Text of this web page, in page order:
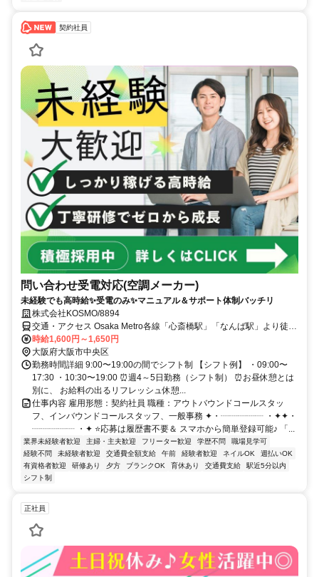
契約社員
問い合わせ受電対応(空調メーカー)
未経験でも高時給✨受電のみ✨マニュアル＆サポート体制バッチリ
株式会社KOSMO/8894
交通・アクセス Osaka Metro各線「心斎橋駅」「なんば駅」より徒歩
5分
時給1,600円～1,650円
大阪府大阪市中央区
勤務時間詳細 9:00〜19:00の間でシフト制 【シフト例】 ・09:00〜
17:30 ・10:30〜19:00 ⏰週4～5日勤務（シフト制） ⏰お昼休憩とは
別に、 お給料の出るリフレッシュ休憩...
仕事内容 雇用形態：契約社員 職種：アウトバウンドコールスタッ
フ、インバウンドコールスタッフ、一般事務 ✦・┈┈┈┈┈ ・✦✦・
┈┈┈┈┈ ・✦ ⭐応募は履歴書不要＆ スマホから簡単登録可能♪ 「...
業界未経験者歓迎 主婦・主夫歓迎 フリーター歓迎 学歴不問
職場見学可
経験不問
未経験者歓迎 交通費全額支給 午前 経験者歓迎 ネイルOK
週払いOK
有資格者歓迎
研修あり 夕方 ブランクOK 育休あり 交通費支給
駅近5分以内
シフト制
正社員